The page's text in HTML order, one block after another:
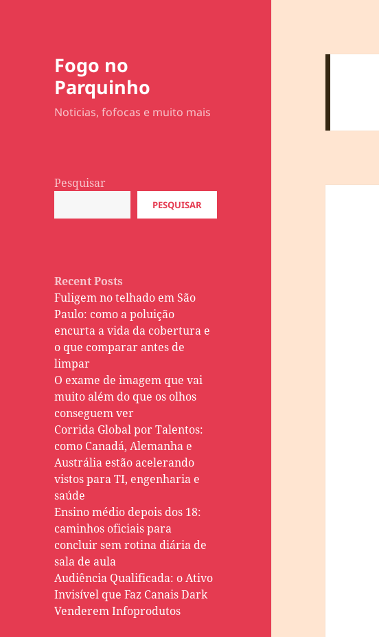
Fogo no
Parquinho
Noticias, fofocas e muito mais
Pesquisar
PESQUISAR
Recent Posts
Fuligem no telhado em São
Paulo: como a poluição
encurta a vida da cobertura e
o que comparar antes de
limpar
O exame de imagem que vai
muito além do que os olhos
conseguem ver
Corrida Global por Talentos:
como Canadá, Alemanha e
Austrália estão acelerando
vistos para TI, engenharia e
saúde
Ensino médio depois dos 18:
caminhos oficiais para
concluir sem rotina diária de
sala de aula
Audiência Qualificada: o Ativo
Invisível que Faz Canais Dark
Venderem Infoprodutos